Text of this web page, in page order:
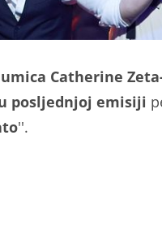
Catherine
posljednjoj emisiji
''.